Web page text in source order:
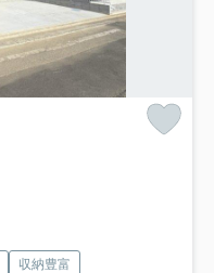
収納豊富